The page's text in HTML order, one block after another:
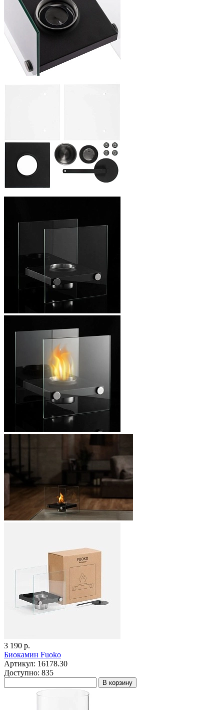
3 190 р.
Биокамин Fuoko
Артикул: 16178.30
Доступно: 835
В корзину